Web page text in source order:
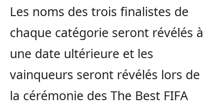
Les noms des trois finalistes de
chaque catégorie seront révélés à
une date ultérieure et les
vainqueurs seront révélés lors de
la cérémonie des The Best FIFA